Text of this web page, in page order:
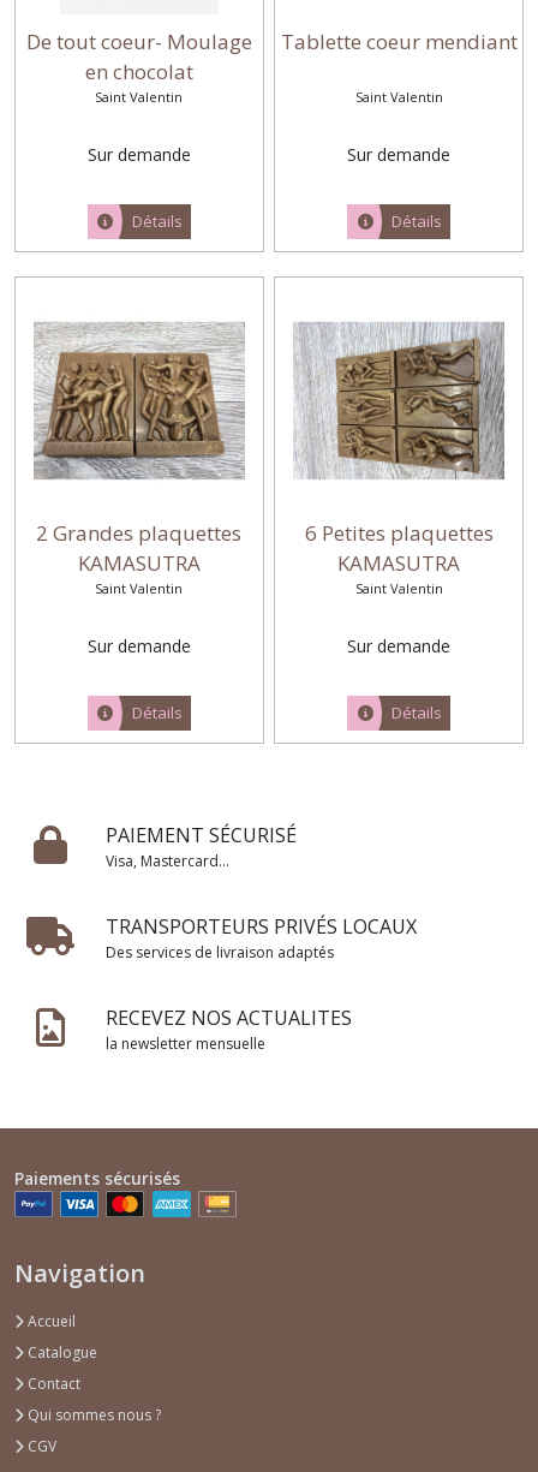
De tout coeur- Moulage
en chocolat
Saint Valentin
Sur demande
Détails
Tablette coeur mendiant
Saint Valentin
Sur demande
Détails
2 Grandes plaquettes
KAMASUTRA
Saint Valentin
Sur demande
Détails
6 Petites plaquettes
KAMASUTRA
Saint Valentin
Sur demande
Détails
PAIEMENT SÉCURISÉ
Visa, Mastercard...
TRANSPORTEURS PRIVÉS LOCAUX
Des services de livraison adaptés
RECEVEZ NOS ACTUALITES
la newsletter mensuelle
Paiements sécurisés
Navigation
Accueil
Catalogue
Contact
Qui sommes nous ?
CGV